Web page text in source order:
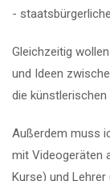
-
Gleichzeitig
und Ideen
die künstlerischen
Außerdem muss
mit Videogeräten
Kurse) und